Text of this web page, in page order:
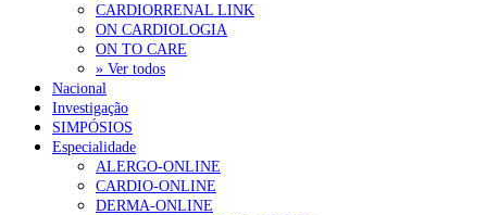
Portugal está a formar os médicos de que precisa?
2026
NOTÍCIAS MAIS LIDAS
Enfermagem Forense. “Da urgência ao tribunal, cada
gesto conta e cada profissional faz a diferença”
203 visualizações
CARDIORRENAL LINK
ON CARDIOLOGIA
ON TO CARE
» Ver todos
Nacional
Investigação
SIMPÓSIOS
Especialidade
ALERGO-ONLINE
CARDIO-ONLINE
DERMA-ONLINE